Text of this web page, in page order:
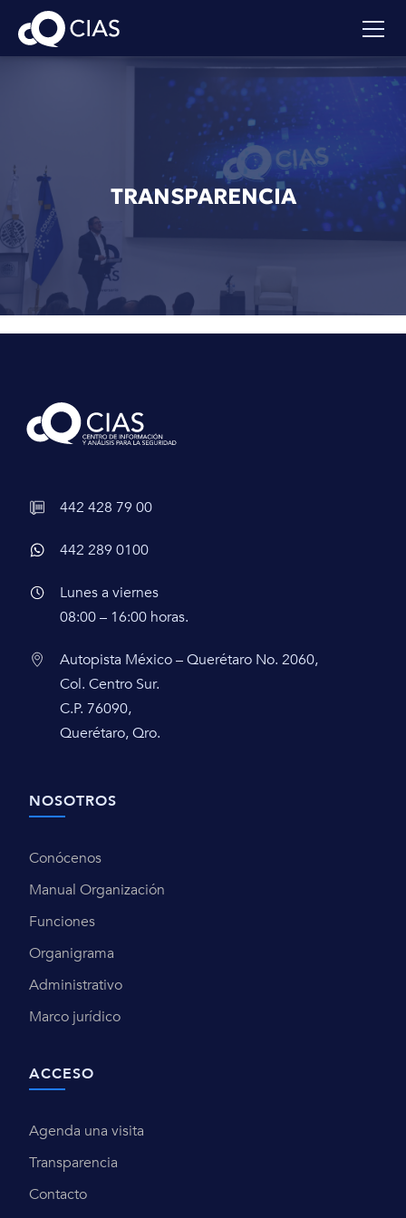
TRANSPARENCIA
442 428 79 00
442 289 0100
Lunes a viernes
08:00 – 16:00 horas.
Autopista México – Querétaro No. 2060,
Col. Centro Sur.
C.P. 76090,
Querétaro, Qro.
NOSOTROS
Conócenos
Manual Organización
Funciones
Organigrama
Administrativo
Marco jurídico
ACCESO
Agenda una visita
Transparencia
Contacto